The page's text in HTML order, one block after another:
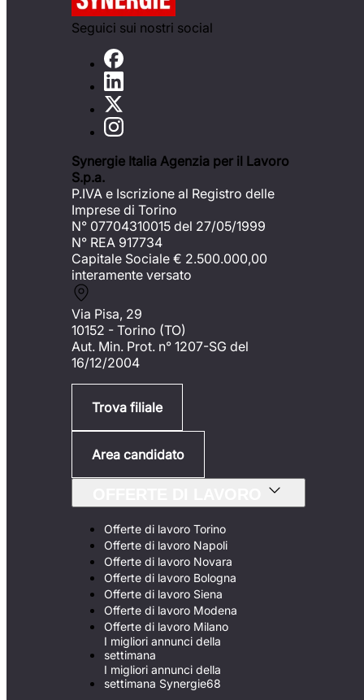
Seguici sui nostri social
Synergie Italia Agenzia per il Lavoro
S.p.a.
P.IVA e Iscrizione al Registro delle
Imprese di Torino
N° 07704310015 del 27/05/1999
N° REA 917734
Capitale Sociale € 2.500.000,00
interamente versato
Via Pisa, 29
10152 - Torino (TO)
Aut. Min. Prot. n° 1207-SG del
16/12/2004
Trova filiale
Area candidato
Offerte di lavoro Torino
Offerte di lavoro Napoli
Offerte di lavoro Novara
Offerte di lavoro Bologna
Offerte di lavoro Siena
Offerte di lavoro Modena
Offerte di lavoro Milano
I migliori annunci della
settimana
I migliori annunci della
settimana Synergie68